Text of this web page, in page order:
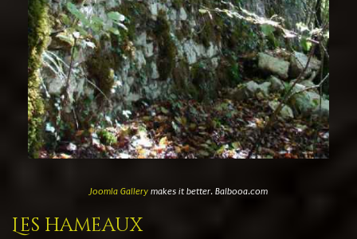
Joomla Gallerymakes it better. Balbooa.com
Les hameaux